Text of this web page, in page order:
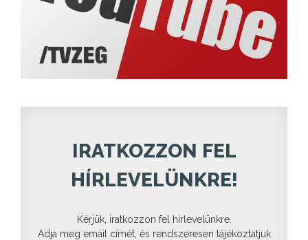
IRATKOZZON FEL
HÍRLEVELÜNKRE!
Kérjük, iratkozzon fel hírlevelünkre.
Adja meg email címét, és rendszeresen tájékoztatjuk